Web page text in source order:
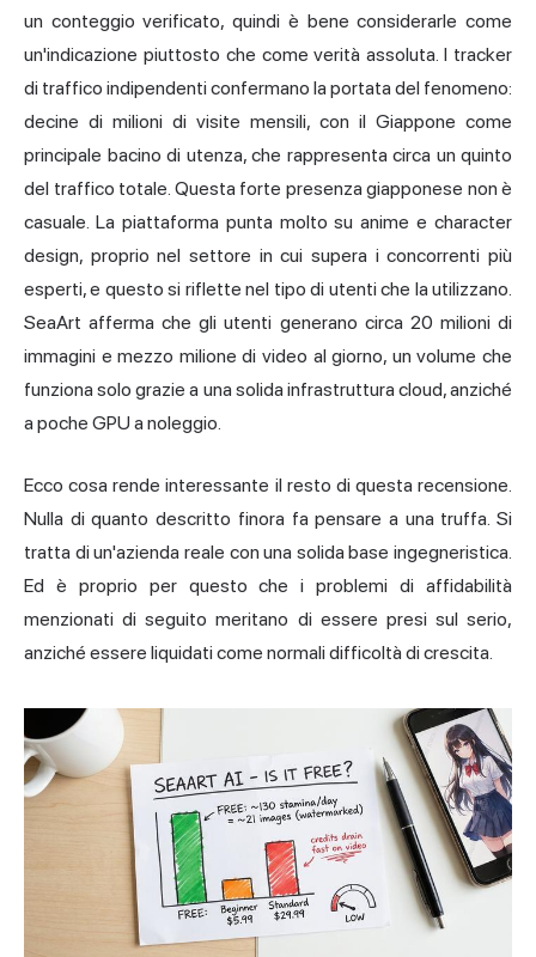
un conteggio verificato, quindi è bene considerarle come
un'indicazione piuttosto che come verità assoluta. I tracker
di traffico indipendenti confermano la portata del fenomeno:
decine di milioni di visite mensili, con il Giappone come
principale bacino di utenza, che rappresenta circa un quinto
del traffico totale. Questa forte presenza giapponese non è
casuale. La piattaforma punta molto su anime e character
design, proprio nel settore in cui supera i concorrenti più
esperti, e questo si riflette nel tipo di utenti che la utilizzano.
SeaArt afferma che gli utenti generano circa 20 milioni di
immagini e mezzo milione di video al giorno, un volume che
funziona solo grazie a una solida infrastruttura cloud, anziché
a poche GPU a noleggio.
Ecco cosa rende interessante il resto di questa recensione.
Nulla di quanto descritto finora fa pensare a una truffa. Si
tratta di un'azienda reale con una solida base ingegneristica.
Ed è proprio per questo che i problemi di affidabilità
menzionati di seguito meritano di essere presi sul serio,
anziché essere liquidati come normali difficoltà di crescita.